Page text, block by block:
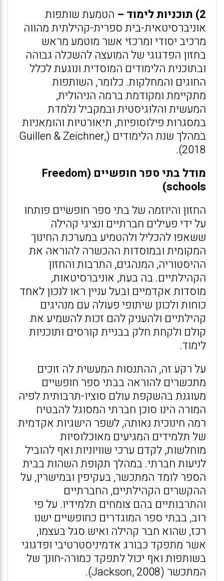
2) תוכניות לימוד –
הטמעת שותפות
אוניברסיטאית-בית ספרית-קהילתית מהווה
מרכיב יסודי ומרכזי אשר מוטמע מראש
בחזון הפדגוגי של המועצה להשכלה גבוהה
ובתוכנית הלימודים המוסדית ונוגעת לכלל
החוגים והמחלקות. כלומר, השותפות
מתקיימת ומקודמת ברמה הניהולית,
המעשית והלוגיסטית ובמקביל נלמדת
במסגרות פילוסופיות, תיאורטיות והומאניות
במהלך שנת הלימודים (Guillen & Zeichner,
2018).
מודל בתי ספר חופשיים (Freedom
schools
)
החזון והיוזמה של בתי ספר חופשיים פותחו
על ידי פעילים חברתיים ונציגי קהילה
ששאפו להכליל ולהטמיע במערכת החינוך
המקומית ובמוסדות ההכשרה להוראה את
ההיסטוריה, המנהגים, התרבות והחזון
הקהילתיים. בה בעת, אוניברסיטאות,
מוסדות אקדמיים ובעל עניין ראו לנכון לאחד
כוחות ולכונן שיתופי פעולה עם מנהיגים
קהילתיים ולהעניק להם זכות להשמיע את
קולם ולקחת חלק בבניית קורסים ותוכניות
לימוד.
על רקע זה, ההתנסות המעשית לה זוכים
מתכשרים להוראה בבתי ספר חופשיים
מעוגנת בהשקפת עולם סוציו-תרבותית לפיה
המורה הינו סוכן חברתי המסוגל להבטיח
רמה חינוכית נאותה, לשפר הישגיות אקדמית
של תלמידים המגיעים מאוכלוסיות
מוחלשות, לקדם ערכי שוויוניות ואף להוביל
לניעות חברתי. במהלך תקופת השהות בבית
הספר לומד המתכשר, בעקיפין ובמישרין, על
ההקשרים הקהילתיים, החברתיים
והתרבותיים בהם צומחים תלמידיו. על פי
רוב, בבתי ספר המוגדרים כחופשיים ישנו
רכז, שהוא חבר קהילה ואיש סגל בעצמו,
אשר מתפקד כבורג אדמיניסטרטיבי ופדגוגי
בשותפות ואף יכול לתפקד כמורה-חונך של
המתכשר (Jackson, 2008).